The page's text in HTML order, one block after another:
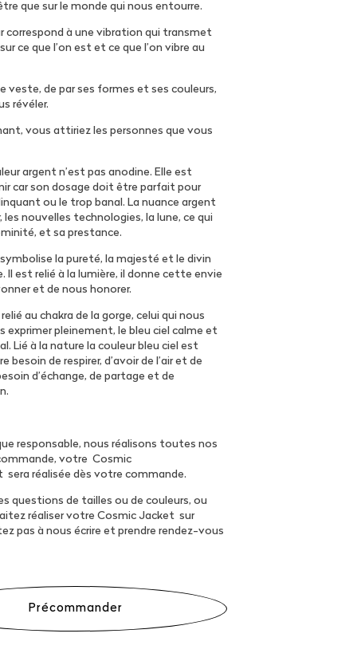
que sur le monde qui nous entourre.
correspond à une vibration qui transmet
ce que l’on est et ce que l’on vibre au
veste, de par ses formes et ses couleurs,
révéler.
vous attiriez les personnes que vous
argent n’est pas anodine. Elle est
car son dosage doit être parfait pour
ou le trop banal. La nuance argent
les nouvelles technologies, la lune, ce qui
et sa prestance.
la pureté, la majesté et le divin
Il est relié à la lumière, il donne cette envie
et de nous honorer.
au chakra de la gorge, celui qui nous
exprimer pleinement, le bleu ciel calme et
Lié à la nature la couleur bleu ciel est
besoin de respirer, d’avoir de l’air et de
d’échange, de partage et de
responsable, nous réalisons toutes nos
votre Cosmic
sera réalisée dès votre commande.
questions de tailles ou de couleurs, ou
réaliser votre Cosmic Jacket sur
pas à nous écrire et prendre rendez-vous
Précommander